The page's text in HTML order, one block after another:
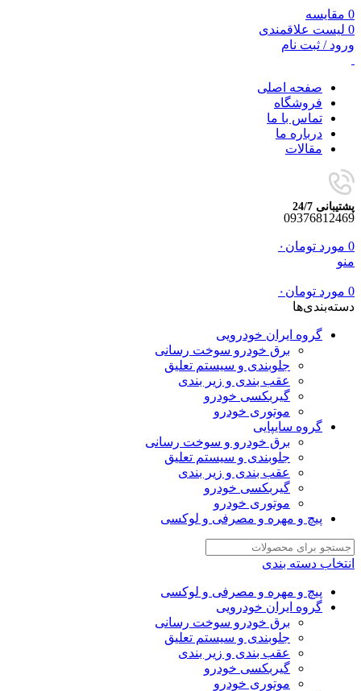
0 مقایسه
0 لیست علاقمندی
ورود / ثبت نام
صفحه اصلی
فروشگاه
تماس با ما
درباره ما
مقالات
پشتیبانی 24/7
09376812469
0 مورد تومان ۰
منو
0 مورد تومان ۰
دسته‌بندی‌ها
گروه ایران خودرویی
برق خودرو سوخت رسانی
جلوبندی و سیستم تعلیق
عقب بندی و زیر بندی
گیربکسی خودرو
موتوری خودرو
گروه سایپایی
برق خودرو و سوخت رسانی
جلوبندی و سیستم تعلیق
عقب بندی و زیر بندی
گیربکسی خودرو
موتوری خودرو
پیچ و مهره و مصرفی و لوکسی
انتخاب دسته بندی
پیچ و مهره و مصرفی و لوکسی
گروه ایران خودرویی
برق خودرو سوخت رسانی
جلوبندی و سیستم تعلیق
عقب بندی و زیر بندی
گیربکسی خودرو
موتوری خودرو